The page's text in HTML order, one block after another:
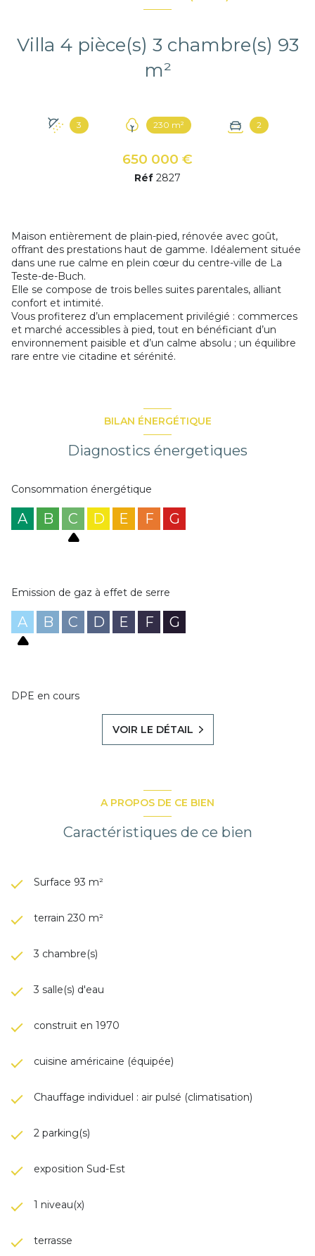
Villa 4 pièce(s) 3 chambre(s) 93
m²
3 230 m² 2
650 000 €
Réf 2827
Maison entièrement de plain-pied, rénovée avec goût,
offrant des prestations haut de gamme. Idéalement située
dans une rue calme en plein cœur du centre-ville de La
Teste-de-Buch.
Elle se compose de trois belles suites parentales, alliant
confort et intimité.
Vous profiterez d’un emplacement privilégié : commerces
et marché accessibles à pied, tout en bénéficiant d’un
environnement paisible et d’un calme absolu ; un équilibre
rare entre vie citadine et sérénité.
BILAN ÉNERGÉTIQUE
Diagnostics énergetiques
Consommation énergétique
A B C D E F G
Emission de gaz à effet de serre
A B C D E F G
DPE en cours
VOIR LE DÉTAIL
A PROPOS DE CE BIEN
Caractéristiques de ce bien
Surface 93 m²
terrain 230 m²
3 chambre(s)
3 salle(s) d'eau
construit en 1970
cuisine américaine (équipée)
Chauffage individuel : air pulsé (climatisation)
2 parking(s)
exposition Sud-Est
1 niveau(x)
terrasse